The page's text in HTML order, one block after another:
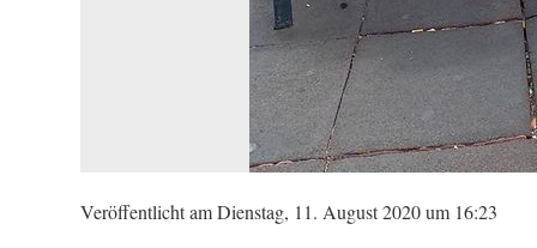
Veröffentlicht am Dienstag, 11. August 2020 um 16:23